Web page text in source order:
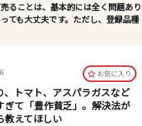
ることは、基本的には全く問題あり
ても大丈夫です。ただし、登録品種
お気に⼊り
、トマト、アスパラガスなど
ぎて「豊作貧乏」。解決法が
教えてほしい